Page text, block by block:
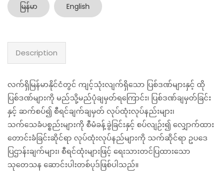
မြန်မာ English
Description
လက်ရှိမြန်မာနိုင်ငံတွင် ကျင့်သုံးလျက်ရှိသော ပြစ်ဒဏ်များနှင့် ထို
ပြစ်ဒဏ်များကို မည်သို့မည်ပုံချမှတ်ရကြောင်း၊ ပြစ်ဒဏ်ချမှတ်ခြင်း
နှင့် ဆက်စပ်၍ စီရင်ချက်ချမှတ် လုပ်ထုံးလုပ်နည်းများ၊
သက်သေခံပစ္စည်းများကို စီမံခန့်ခွဲခြင်းနှင့် စပ်လျဉ်း၍ လျှောက်ထား
တောင်းခံခြင်းဆိုင်ရာ လုပ်ထုံးလုပ်နည်များကို သက်ဆိုင်ရာ ဥပဒေ
ပြဌာန်းချက်များ၊ စီရင်ထုံးများဖြင့် ရေးသားတင်ပြထားသော
သုတေသန ဆောင်းပါးတစ်ပုဒ်ဖြစ်ပါသည်။